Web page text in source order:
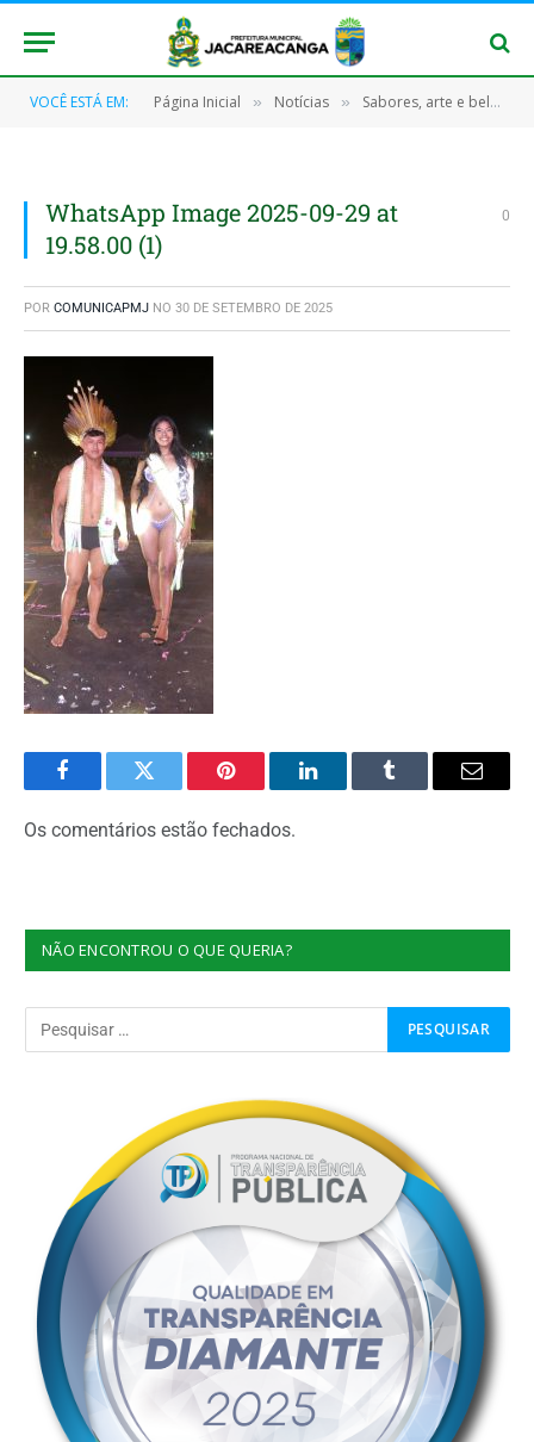
VOCÊ ESTÁ EM: Página Inicial » Notícias » Sabores, arte e beleza marcam o Jacaré Verão em Jacareacanga
WhatsApp Image 2025-09-29 at
19.58.00 (1)
0
POR COMUNICAPMJ NO 30 DE SETEMBRO DE 2025
FacebookTwitter Pinterest O
Tumblr
E-
Os comentários estão fechados.
NÃO ENCONTROU O QUE QUERIA?